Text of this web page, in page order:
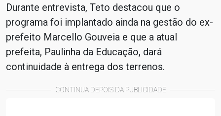
Durante entrevista, Teto destacou que o
programa foi implantado ainda na gestão do ex-
prefeito Marcello Gouveia e que a atual
prefeita, Paulinha da Educação, dará
continuidade à entrega dos terrenos.
CONTINUA DEPOIS DA PUBLICIDADE